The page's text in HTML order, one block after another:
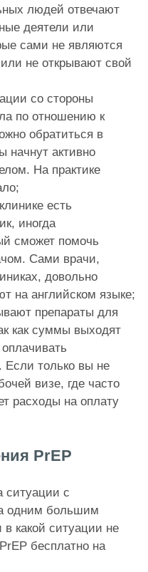
людей отвечают
деятели или
сами не являются
не открывают свой
со стороны
по отношению к
обратиться в
начнут активно
На практике
есть
иногда
сможет помочь
Сами врачи,
довольно
на английском языке;
препараты для
как суммы выходят
Если только вы не
визе, где часто
расходы на оплату
PrEP
ситуации с
одним большим
какой ситуации не
бесплатно на